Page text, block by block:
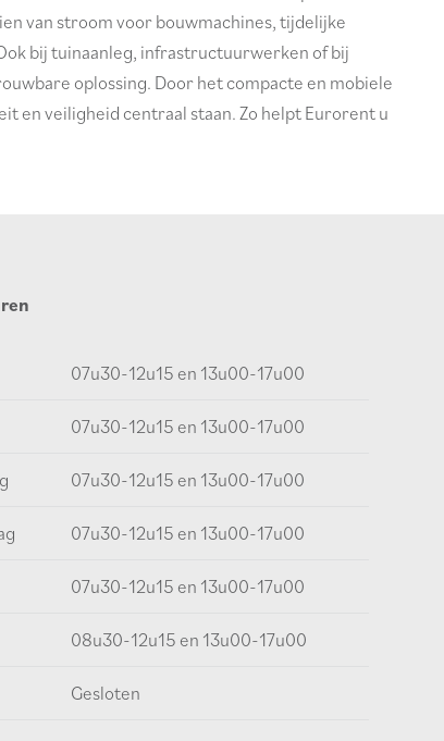
van stroom voor bouwmachines, tijdelijke
bij tuinaanleg, infrastructuurwerken of bij
oplossing. Door het compacte en mobiele
en veiligheid centraal staan. Zo helpt Eurorent u
07u30-12u15 en 13u00-17u00
07u30-12u15 en 13u00-17u00
07u30-12u15 en 13u00-17u00
07u30-12u15 en 13u00-17u00
07u30-12u15 en 13u00-17u00
08u30-12u15 en 13u00-17u00
Gesloten